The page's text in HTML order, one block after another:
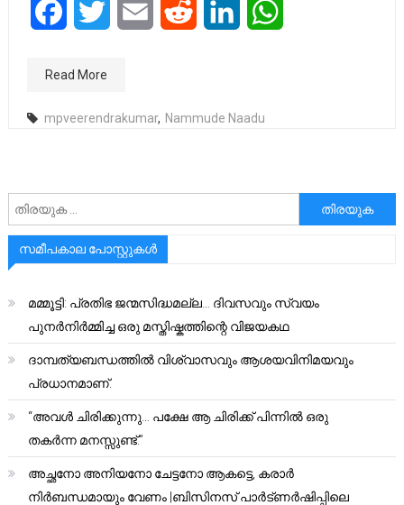
FacebookTwitter Email Reddit LinkedIn
Read More
mpveerendrakumar, Nammude Naadu
അനേഷിക്കുക
സമീപകാല പോസ്റ്റുകൾ
മമ്മൂട്ടി: പ്രതിഭ ജന്മസിദ്ധമല്ല… ദിവസവും സ്വയം
പുനർനിർമ്മിച്ച ഒരു മസ്തിഷ്കത്തിന്റെ വിജയകഥ
ദാമ്പത്യബന്ധത്തിൽ വിശ്വാസവും ആശയവിനിമയവും
പ്രധാനമാണ്.
“അവൾ ചിരിക്കുന്നു… പക്ഷേ ആ ചിരിക്ക് പിന്നിൽ ഒരു
തകർന്ന മനസ്സുണ്ട്.”
അച്ഛനോ അനിയനോ ചേട്ടനോ ആകട്ടെ, കരാർ
നിർബന്ധമായും വേണം |ബിസിനസ് പാർട്ണർഷിപ്പിലെ